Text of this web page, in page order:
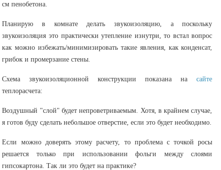
см пенобетона.
Планирую в комнате делать звукоизоляцию, а поскольку
звукоизоляция это практически утепление изнутри, то встал вопрос
как можно избежать/минимизировать такие явления, как конденсат,
грибок и промерзание стены.
Схема звукоизоляционной конструкции показана насайте
теплорасчета:
Воздушный "слой" будет непроветриваемым. Хотя, в крайнем случае,
я готов буду сделать небольшое отверстие, если это будет необходимо.
Если можно доверять этому расчету, то проблема с точкой росы
решается только при использовании фольги между слоями
гипсокартона. Так ли это будет на практике?